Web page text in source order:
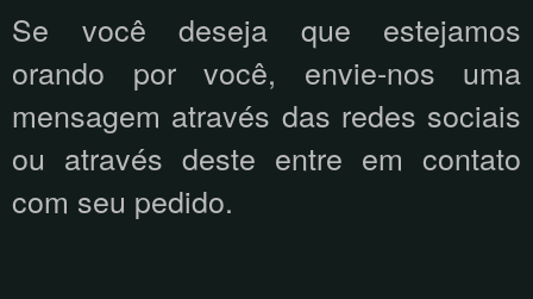
Se você deseja que estejamos
orando por você, envie-nos uma
mensagem através das redes sociais
ou através deste entre em contato
com seu pedido.